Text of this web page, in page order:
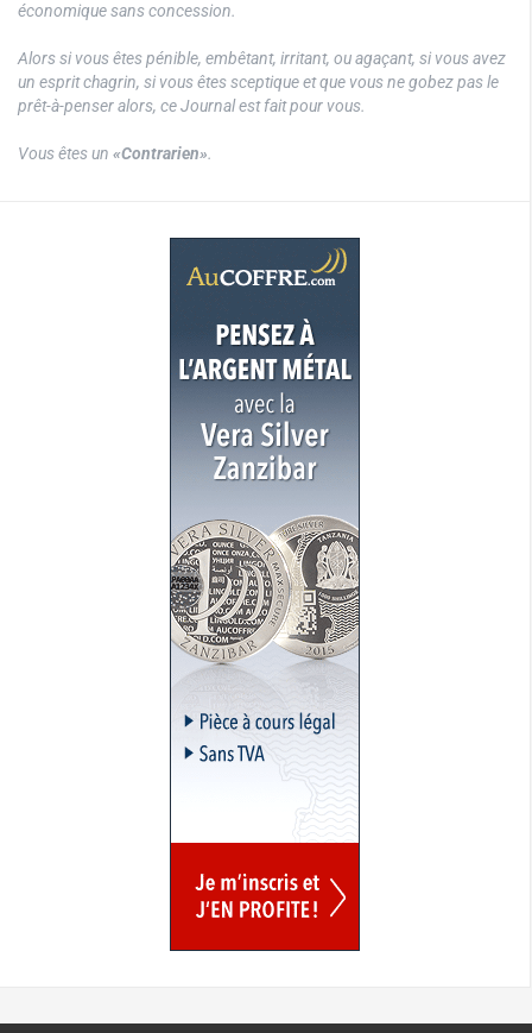
économique sans concession.
Alors si vous êtes pénible, embêtant, irritant, ou agaçant, si vous avez
un esprit chagrin, si vous êtes sceptique et que vous ne gobez pas le
prêt-à-penser alors, ce Journal est fait pour vous.
Vous êtes un «Contrarien».